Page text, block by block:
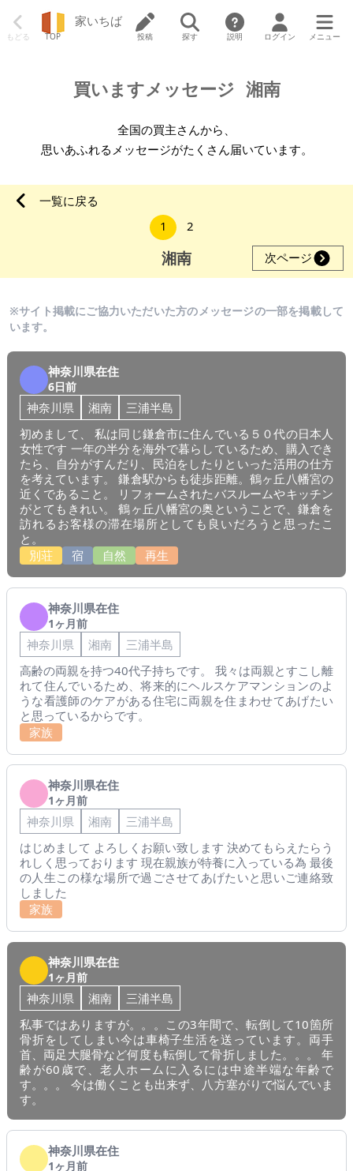
もどる TOP
家いちば
投稿 探す 説明 ログイン メニュー
買いますメッセージ 湘南
全国の買主さんから、
思いあふれるメッセージがたくさん届いています。
一覧に戻る
1
2
湘南 次ページ
※サイト掲載にご協力いただいた方のメッセージの一部を掲載して
います。
神奈川県在住
6日前
神奈川県 湘南
三浦半島
初めまして、 私は同じ鎌倉市に住んでいる５０代の日本人
女性です 一年の半分を海外で暮らしているため、購入でき
たら、自分がすんだり、民泊をしたりといった活用の仕方
を考えています。 鎌倉駅からも徒歩距離。鶴ヶ丘八幡宮の
近くであること。 リフォームされたバスルームやキッチン
がとてもきれい。 鶴ヶ丘八幡宮の奥ということで、鎌倉を
訪れるお客様の滞在場所としても良いだろうと思ったこ
と。
別荘
宿 自然 再生
神奈川県在住
1ヶ月前
神奈川県 湘南
三浦半島
高齢の両親を持つ40代子持ちです。 我々は両親とすこし離
れて住んでいるため、将来的にヘルスケアマンションのよ
うな看護師のケアがある住宅に両親を住まわせてあげたい
と思っているからです。
家族
神奈川県在住
1ヶ月前
神奈川県 湘南
三浦半島
はじめまして よろしくお願い致します 決めてもらえたらう
れしく思っております 現在親族が特養に入っている為 最後
の人生この様な場所で過ごさせてあげたいと思いご連絡致
しました
家族
神奈川県在住
1ヶ月前
神奈川県 湘南
三浦半島
私事ではありますが。。。この3年間で、転倒して10箇所
骨折をしてしまい今は車椅子生活を送っています。両手
首、両足大腿骨など何度も転倒して骨折しました。。。 年
齢が60歳で、老人ホームに入るには中途半端な年齢で
す。。。 今は働くことも出来ず、八方塞がりで悩んでいま
す。
神奈川県在住
1ヶ月前